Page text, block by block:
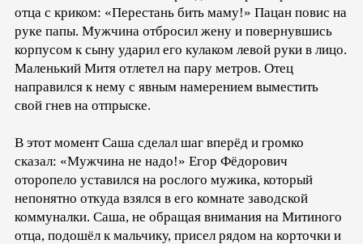
отца с криком: «Перестань бить маму!» Пацан повис на
руке папы. Мужчина отбросил жену и повернувшись
корпусом к сыну ударил его кулаком левой руки в лицо.
Маленький Митя отлетел на пару метров. Отец
направился к нему с явным намерением выместить
свой гнев на отпрыске.
В этот момент Саша сделал шаг вперёд и громко
сказал: «Мужчина не надо!» Егор Фёдорович
оторопело уставился на рослого мужика, который
непонятно откуда взялся в его комнате заводской
коммуналки. Саша, не обращая внимания на Митиного
отца, подошёл к мальчику, присел рядом на корточки и